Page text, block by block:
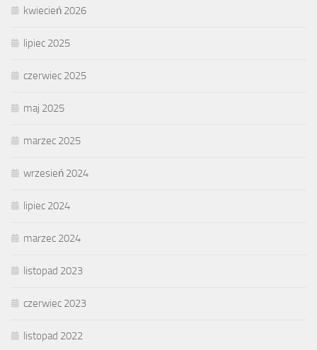
kwiecień 2026
lipiec 2025
czerwiec 2025
maj 2025
marzec 2025
wrzesień 2024
lipiec 2024
marzec 2024
listopad 2023
czerwiec 2023
listopad 2022